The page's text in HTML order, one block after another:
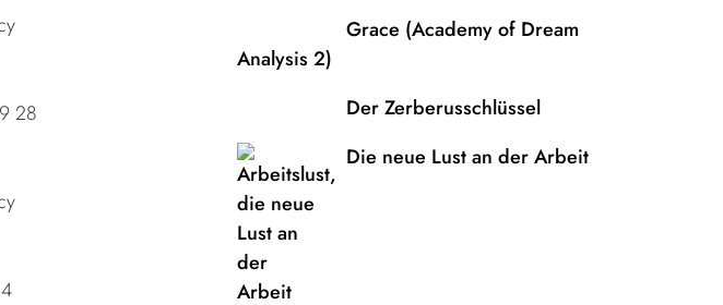
28
Grace (Academy of Dream
Analysis 2)
Der Zerberusschlüssel
Die neue Lust an der Arbeit